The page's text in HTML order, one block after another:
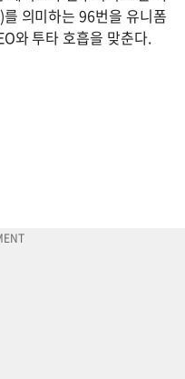
의미하는 96번을 유니폼
와 투타 호흡을 맞춘다.